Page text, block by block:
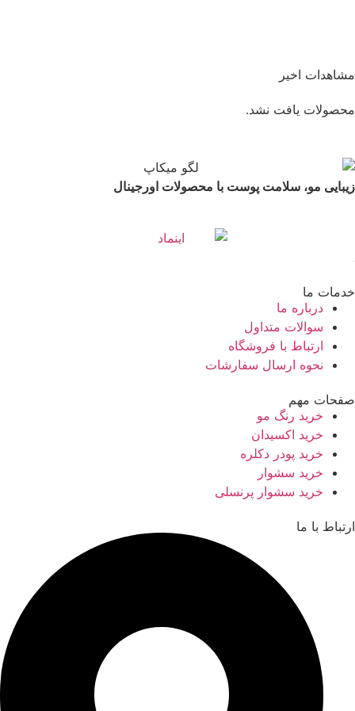
مشاهدات اخیر
محصولات یافت نشد.
زیبایی مو، سلامت پوست با محصولات اورجینال
خدمات ما
درباره ما
سوالات متداول
ارتباط با فروشگاه
نحوه ارسال سفارشات
صفحات مهم
خرید رنگ مو
خرید اکسیدان
خرید پودر دکلره
خرید سشوار
خرید سشوار پرنسلی
ارتباط با ما